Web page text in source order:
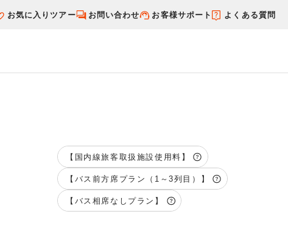
お気に入りツアー お問い合わせ お客様サポート よくある質問
【国内線旅客取扱施設使用料】
【バス前方席プラン（1～3列目）】
【バス相席なしプラン】